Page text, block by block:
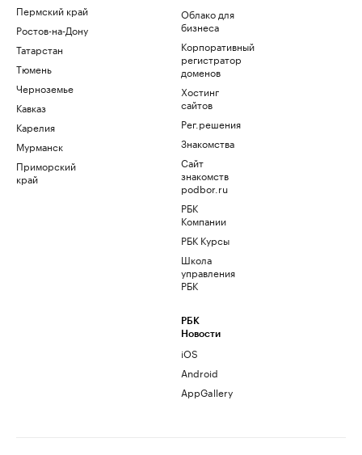
Пермский край
Ростов-на-Дону
Татарстан
Тюмень
Черноземье
Кавказ
Карелия
Мурманск
Приморский
край
Облако для
бизнеса
Корпоративный
регистратор
доменов
Хостинг
сайтов
Рег.решения
Знакомства
Сайт
знакомств
podbor.ru
РБК
Компании
РБК Курсы
Школа
управления
РБК
РБК
Новости
iOS
Android
AppGallery